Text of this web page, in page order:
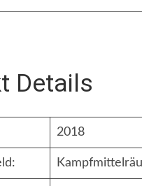
Details
2018